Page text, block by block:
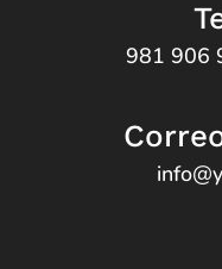
981 906